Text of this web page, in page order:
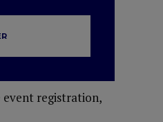
event registration,